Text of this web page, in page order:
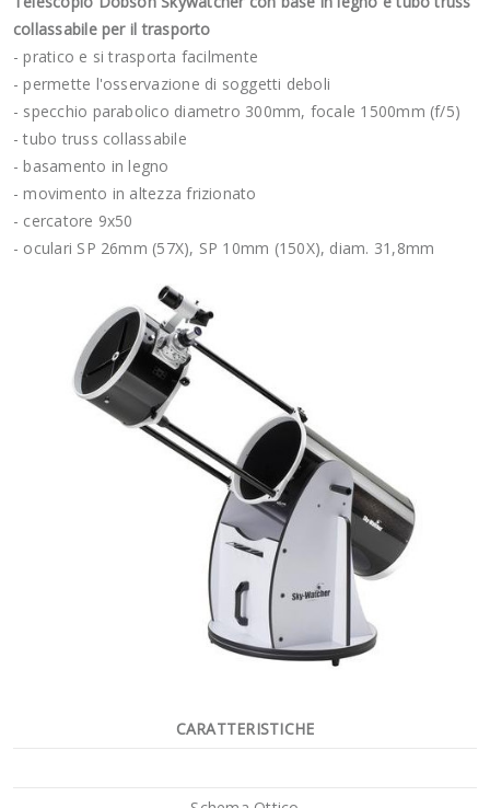
collassabile per il trasporto
- pratico e si trasporta facilmente
- permette l'osservazione di soggetti deboli
- specchio parabolico diametro 300mm, focale 1500mm (f/5)
- tubo truss collassabile
- basamento in legno
- movimento in altezza frizionato
- cercatore 9x50
- oculari SP 26mm (57X), SP 10mm (150X), diam. 31,8mm
CARATTERISTICHE